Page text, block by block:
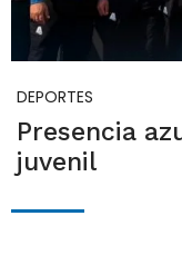
DEPORTES
Presencia
juvenil